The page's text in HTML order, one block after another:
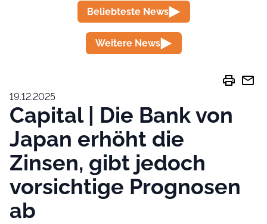
Beliebteste News
Weitere News
print mail
19.12.2025
Capital | Die Bank von
Japan erhöht die
Zinsen, gibt jedoch
vorsichtige Prognosen
ab